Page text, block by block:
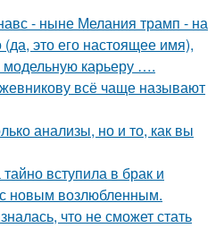
- ныне Мелания трамп - на
это его настоящее имя),
модельную карьеру ….
всё чаще называют
анализы, но и то, как вы
вступила в брак и
новым возлюбленным.
что не сможет стать